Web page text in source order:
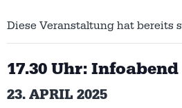
Diese Veranstaltung hat bereits
17.30 Uhr:
23. APRIL 2025